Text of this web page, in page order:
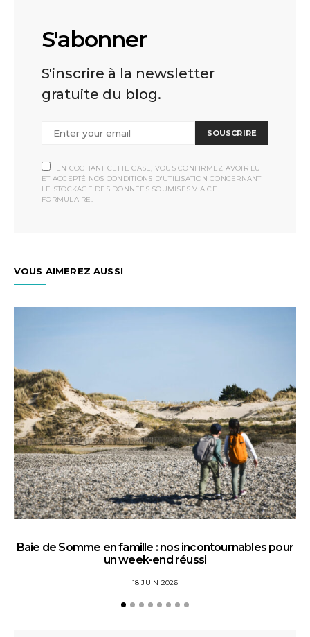
S'abonner
S'inscrire à la newsletter
gratuite du blog.
SOUSCRIRE
EN COCHANT CETTE CASE, VOUS CONFIRMEZ AVOIR LU
ET ACCEPTÉ NOS CONDITIONS D'UTILISATION CONCERNANT
LE STOCKAGE DES DONNÉES SOUMISES VIA CE
FORMULAIRE.
VOUS AIMEREZ AUSSI
Baie de Somme en famille : nos incontournables pour
un week-end réussi
18 JUIN 2026